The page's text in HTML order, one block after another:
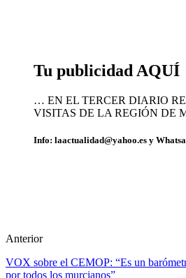
Tu publicidad AQUÍ
… EN EL TERCER DIARIO
VISITAS DE LA REGIÓN DE
Info: laactualidad@yahoo.es y
Anterior
VOX sobre el CEMOP: “Es un
por todos los murcianos”